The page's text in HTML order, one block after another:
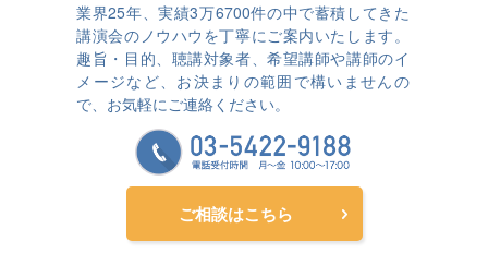
業界25年、実績3万6700件の中で蓄積してきた
講演会のノウハウを丁寧にご案内いたします。
趣旨・目的、聴講対象者、希望講師や講師のイ
メージなど、お決まりの範囲で構いませんの
で、お気軽にご連絡ください。
ご相談はこちら